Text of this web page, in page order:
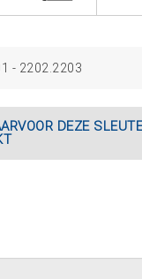
- 2202.2203
DEZE